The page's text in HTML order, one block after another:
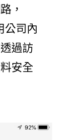
，
公司內
過訪
安全